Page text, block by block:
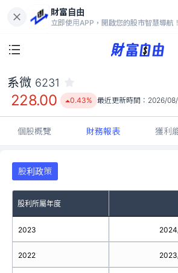
財富自由
立即使用APP，開啟您的股市智慧導航！
228.00
0.43%
系微 6231
228.00 0.43% 最近更新時間： 2026/
個股概覽 財務報表 獲利
股利政策
股利所屬年度
2023
2022